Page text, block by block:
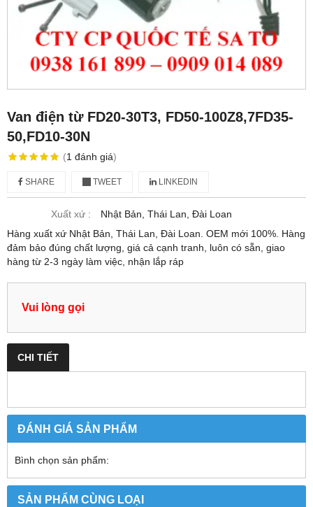
Van điện từ FD20-30T3, FD50-100Z8,7FD35-
50,FD10-30N
(1 đánh giá)
SHARE TWEET LINKEDIN
Xuất xứ :
Nhật Bản, Thái Lan, Đài Loan
Hàng xuất xứ Nhật Bản, Thái Lan, Đài Loan. OEM mới 100%. Hàng
đảm bảo đúng chất lượng, giá cả cạnh tranh, luôn có sẵn, giao
hàng từ 2-3 ngày làm việc, nhận lắp ráp
Vui lòng gọi
CHI TIẾT
ĐÁNH GIÁ SẢN PHẨM
Bình chọn sản phẩm:
SẢN PHẨM CÙNG LOẠI